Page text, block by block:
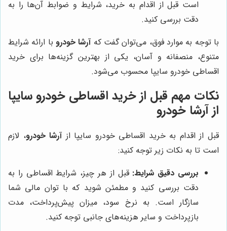
است قبل از اقدام به خرید، شرایط و ضوابط آن‌ها را به
دقت بررسی کنید.
با توجه به موارد فوق، می‌توان گفت کهآرشا خودرو با ارائه شرایط
متنوع، منصفانه و آسان، یکی از بهترین گزینه‌ها برای خرید
اقساطی خودرو سایپا محسوب می‌شود.
نکات مهم قبل از خرید اقساطی خودرو سایپا
از آرشا خودرو
قبل از اقدام به خرید اقساطی خودرو سایپا ازآرشا خودرو، لازم
است تا به نکات زیر توجه کنید:
بررسی دقیق شرایط: قبل از هر چیز، شرایط اقساطی را به
دقت بررسی کنید و مطمئن شوید که با توان مالی شما
سازگار است. به نرخ سود، میزان پیش‌پرداخت، مدت
بازپرداخت و سایر هزینه‌های جانبی توجه کنید.